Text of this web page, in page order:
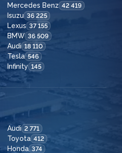
Mercedes Benz 42 419
Isuzu 36 225
Lexus 37 155
BMW 36 509
Audi 18 110
Tesla 546
Infinity 145
Audi 2 771
Toyota 412
Honda 374